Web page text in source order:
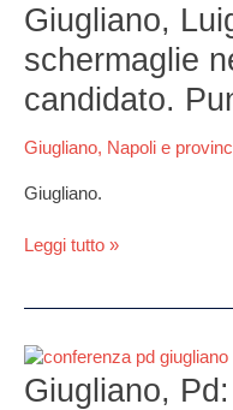
Giugliano,
schermaglie
candidato.
Giugliano, Napoli e
Giugliano.
Luigi
Guarino:
“Basta
schermaglie
nel
centrodestra
candidato.
alle
Leggi tutto »
Giugliano,
Giugliano,
Pd:
“Poziello